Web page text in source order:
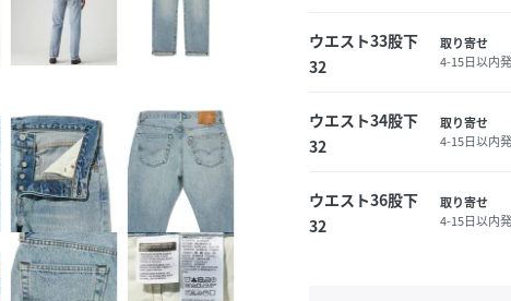
ウエスト33股下
32
取り寄せ
4-15日以内
ウエスト34股下
32
取り寄せ
4-15日以内
ウエスト36股下
32
取り寄せ
4-15日以内